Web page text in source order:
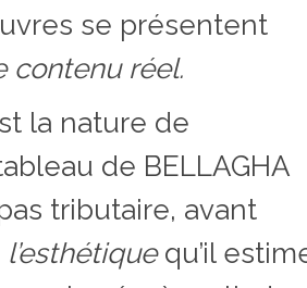
se présentent
contenu réel.
la nature de
de BELLAGHA
tributaire, avant
l’esthétiquequ’il